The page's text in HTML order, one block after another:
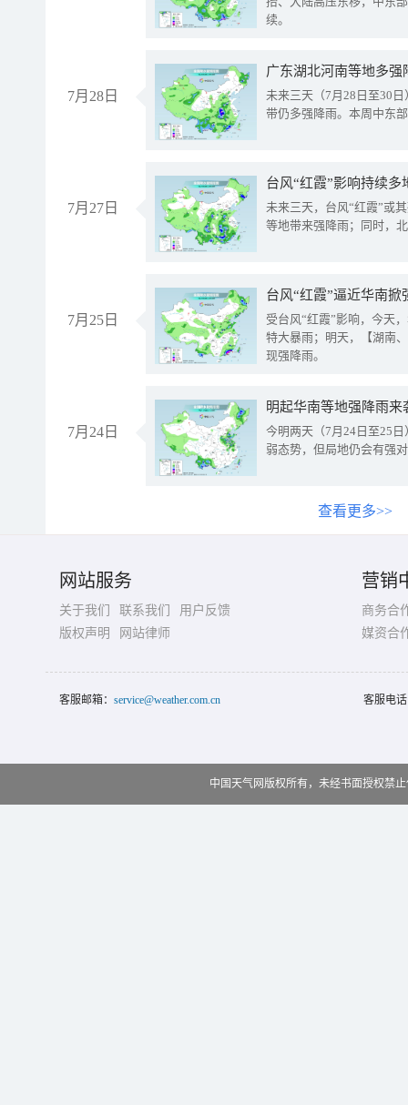
续。
7月28日
广东湖北河南等地多
未来三天（7月28日至30
带仍多强降雨。本周中东
7月27日
台风“红霞”影响持续
未来三天，台风“红霞”或
等地带来强降雨；同时，
7月25日
台风“红霞”逼近华南
受台风“红霞”影响，今天
特大暴雨；明天，【湖南
现强降雨。
7月24日
明起华南等地强降雨
今明两天（7月24日至25
弱态势，但局地仍会有强
查看更多>>
网站服务
关于我们 联系我们
用户反馈
版权声明
网站律师
营销
商务合
媒资合
客服邮箱： service@weather.com.cn 客服电
中国天气网版权所有，未经书面授权